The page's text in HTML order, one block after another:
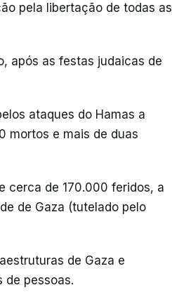
pela libertação de todas as
após as festas judaicas de
ataques do Hamas a
mortos e mais de duas
cerca de 170.000 feridos, a
de Gaza (tutelado pelo
de Gaza e
de pessoas.